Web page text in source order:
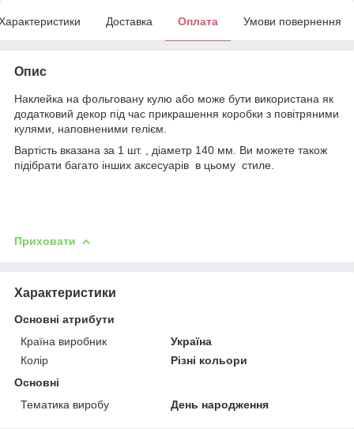
Доставка Оплата Умови повернення
Опис
Наклейка на фольговану кулю або може бути використана як
додатковий декор під час прикрашення коробки з повітряними
кулями, наповненими гелієм.
Вартість вказана за 1 шт. , діаметр 140 мм. Ви можете також
підібрати багато інших аксесуарів в цьому стиле.
Приховати
Характеристики
Основні атрибути
Країна виробник
Україна
Колір
Різні кольори
Основні
Тематика виробу
День народження